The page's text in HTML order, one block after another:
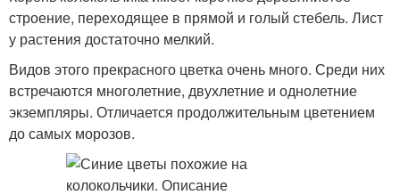
строение, переходящее в прямой и голый стебель. Лист
у растения достаточно мелкий.
Видов этого прекрасного цветка очень много. Среди них
встречаются многолетние, двухлетние и однолетние
экземпляры. Отличается продолжительным цветением
до самых морозов.